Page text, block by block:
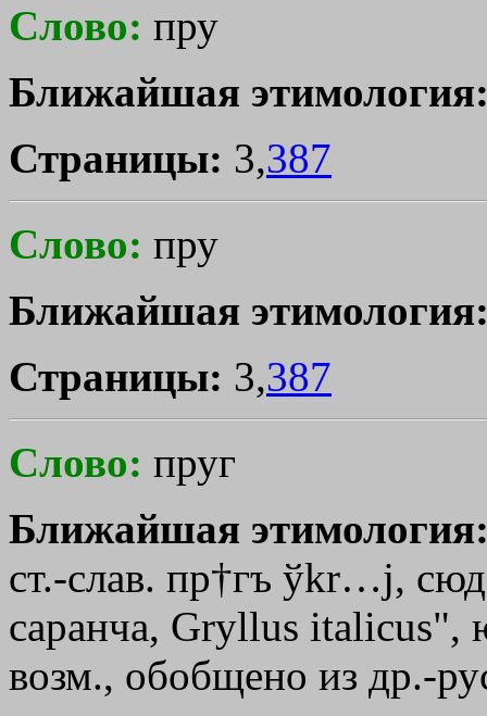
Слово: пру
Ближайшая
Страницы: 3,387
Слово: пру
Ближайшая
Страницы: 3,387
Слово: пруг
Ближайшая
ст.-слав. пр†гъ ўkr…j,
саранча, Gryllus
возм., обобщено из др.-